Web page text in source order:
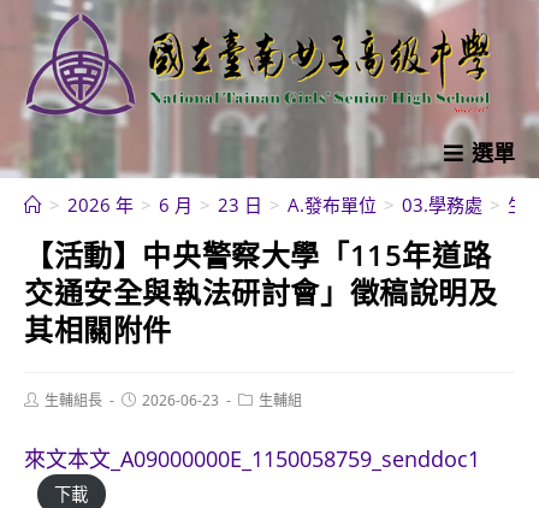
內
選單
> 2026 年 > 6 月 > 23 日 > A.發布單位 > 03.學務處 > 生
【活動】中央警察大學「115年道路
交通安全與執法研討會」徵稿說明及
其相關附件
Post生輔組長
Post2026-06-23
Post生輔組
來文本文_A09000000E_1150058759_senddoc1
下載